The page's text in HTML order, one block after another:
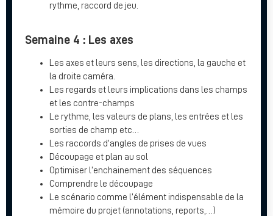
rythme, raccord de jeu.
Semaine 4 : Les axes
Les axes et leurs sens, les directions, la gauche et
la droite caméra.
Les regards et leurs implications dans les champs
et les contre-champs
Le rythme, les valeurs de plans, les entrées et les
sorties de champ etc…
Les raccords d’angles de prises de vues
Découpage et plan au sol
Optimiser l’enchainement des séquences
Comprendre le découpage
Le scénario comme l’élément indispensable de la
mémoire du projet (annotations, reports,…)